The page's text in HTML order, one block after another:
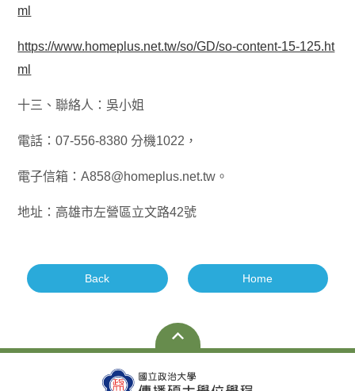
ml
https://www.homeplus.net.tw/so/GD/so-content-15-125.ht
ml
十三、聯絡人：吳小姐
電話：07-556-8380 分機1022，
電子信箱：A858@homeplus.net.tw。
地址：高雄市左營區立文路42號
Back Home